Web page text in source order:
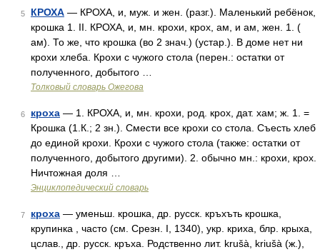
5 КРОХА — КРОХА, и, муж. и жен. (разг.). Маленький ребёнок,
крошка 1. II. КРОХА, и, мн. крохи, крох, ам, и ам, жен. 1. (
ам). То же, что крошка (во 2 знач.) (устар.). В доме нет ни
крохи хлеба. Крохи с чужого стола (перен.: остатки от
полученного, добытого …
Толковый словарь Ожегова
6 кроха — 1. КРОХА, и, мн. крохи, род. крох, дат. хам; ж. 1. =
Крошка (1.К.; 2 зн.). Смести все крохи со стола. Съесть хлеб
до единой крохи. Крохи с чужого стола (также: остатки от
полученного, добытого другими). 2. обычно мн.: крохи, крох.
Ничтожная доля …
Энциклопедический словарь
7 кроха — уменьш. крошка, др. русск. кръхъть крошка,
крупинка , часто (см. Срезн. I, 1340), укр. криха, блр. крыха,
цслав., др. русск. кръха. Родственно лит. krušà, kriušà (ж.),